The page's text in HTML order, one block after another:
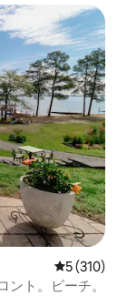
レビュー
5 (310)
ト。ビーチ。